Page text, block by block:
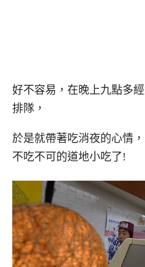
好不容易，在晚上九點多
排隊，
於是就帶著吃消夜的心情
不吃不可的道地小吃了!